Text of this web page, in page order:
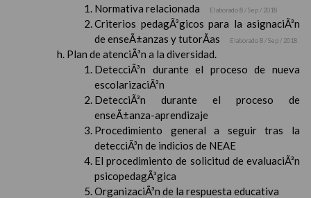
Normativa relacionada
Elaborado 8 / Sep / 2018
Criterios pedagÃ³gicos para la asignaciÃ³n
de enseÃ±anzas y tutorÃ­as
Elaborado 8 / Sep / 2018
Plan de atenciÃ³n a la diversidad.
DetecciÃ³n durante el proceso de nueva
escolarizaciÃ³n
DetecciÃ³n durante el proceso de
enseÃ±anza-aprendizaje
Procedimiento general a seguir tras la
detecciÃ³n de indicios de NEAE
El procedimiento de solicitud de evaluaciÃ³n
psicopedagÃ³gica
OrganizaciÃ³n de la respuesta educativa